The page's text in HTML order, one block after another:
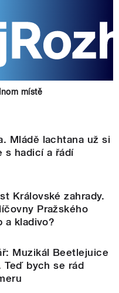
místě
Mládě lachtana už si
s hadicí a řádí
Královské zahrady.
Pražského
a kladivo?
Muzikál Beetlejuice
Teď bych se rád